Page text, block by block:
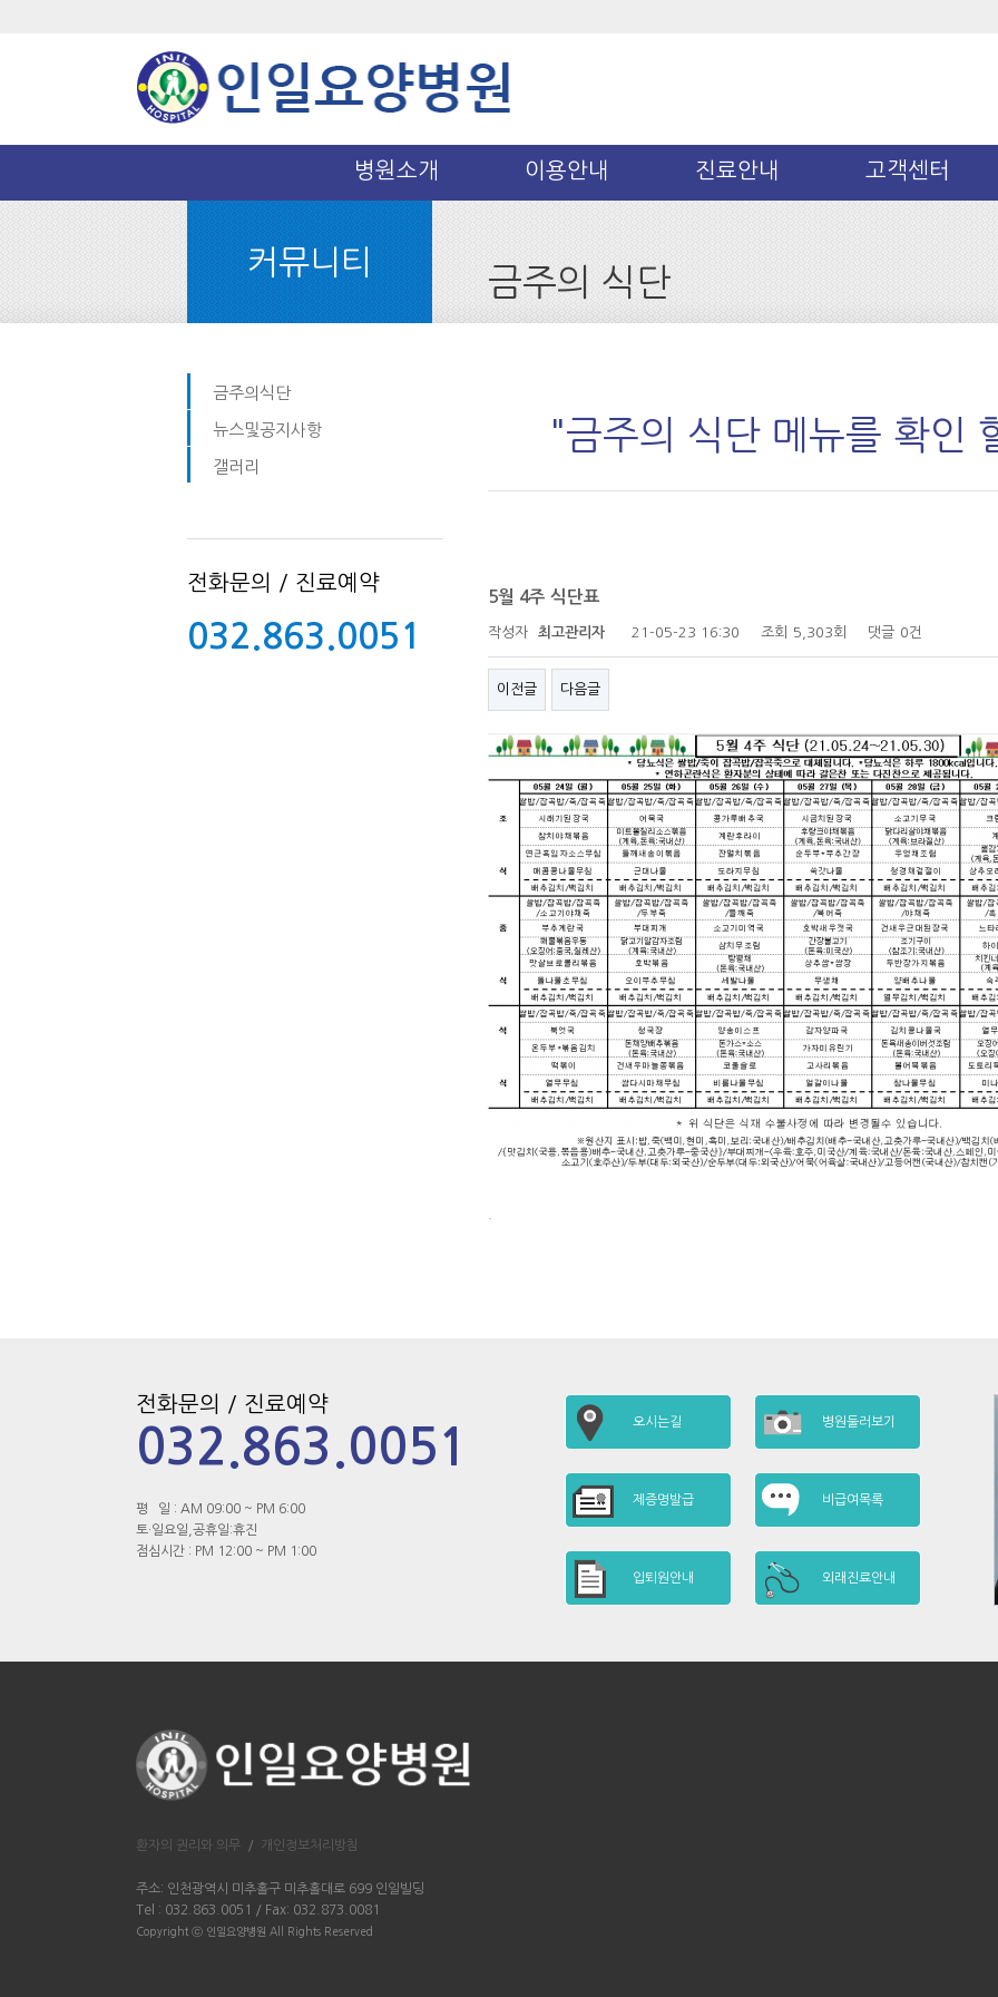
병원소개 이용안내 진료안내 고객센터
커뮤니티
금주의식단
뉴스및공지사항
갤러리
전화문의 / 진료예약
032.863.0051
금주의 식단
"금주의 식단 메뉴를 확인
5월 4주 식단표
작성자 최고관리자 21-05-23 16:30 조회 5,303회 댓글 0건
이전글 다음글
전화문의 / 진료예약
032.863.0051
평 일 : AM 09:00 ~ PM 6:00
토·일요일,공휴일:휴진
점심시간 : PM 12:00 ~ PM 1:00
오시는길 병원둘러보기
제증명발급 비급여목록
입퇴원안내 외래진료안내
환자의 권리와 의무 / 개인정보처리방침
주소: 인천광역시 미추홀구 미추홀대로 699 인일빌딩
Tel : 032.863.0051 / Fax: 032.873.0081
Copyright ⓒ 인일요양병원 All Rights Reserved